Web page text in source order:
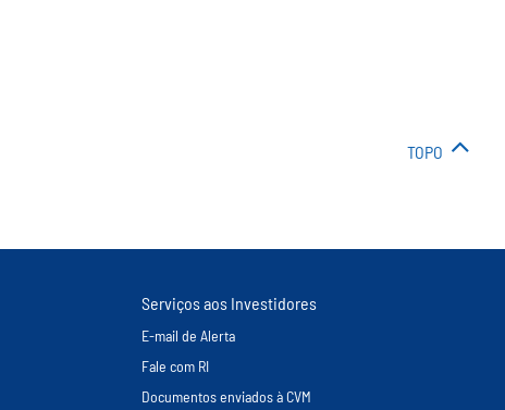
TOPO
Serviços aos Investidores
E-mail de Alerta
Fale com RI
Documentos enviados à CVM